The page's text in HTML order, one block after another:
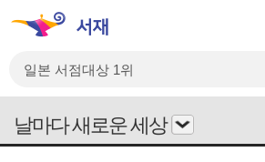
날마다 새로운 세상